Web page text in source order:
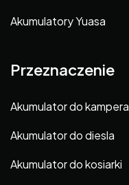
Akumulatory Yuasa
Przeznaczenie
Akumulator do kampera
Akumulator do diesla
Akumulator do kosiarki